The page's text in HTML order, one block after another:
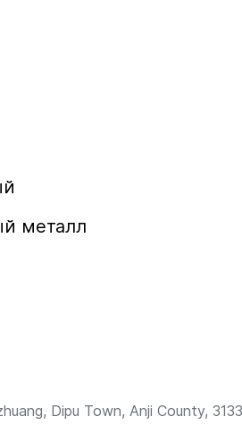
металл
Dipu Town, Anji County,